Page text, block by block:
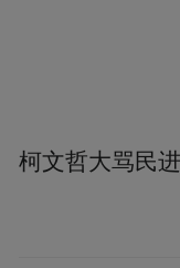
柯文哲大骂民